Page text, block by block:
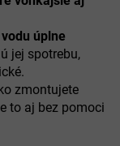
úplne
jej spotrebu,
zmontujete
to aj bez pomoci